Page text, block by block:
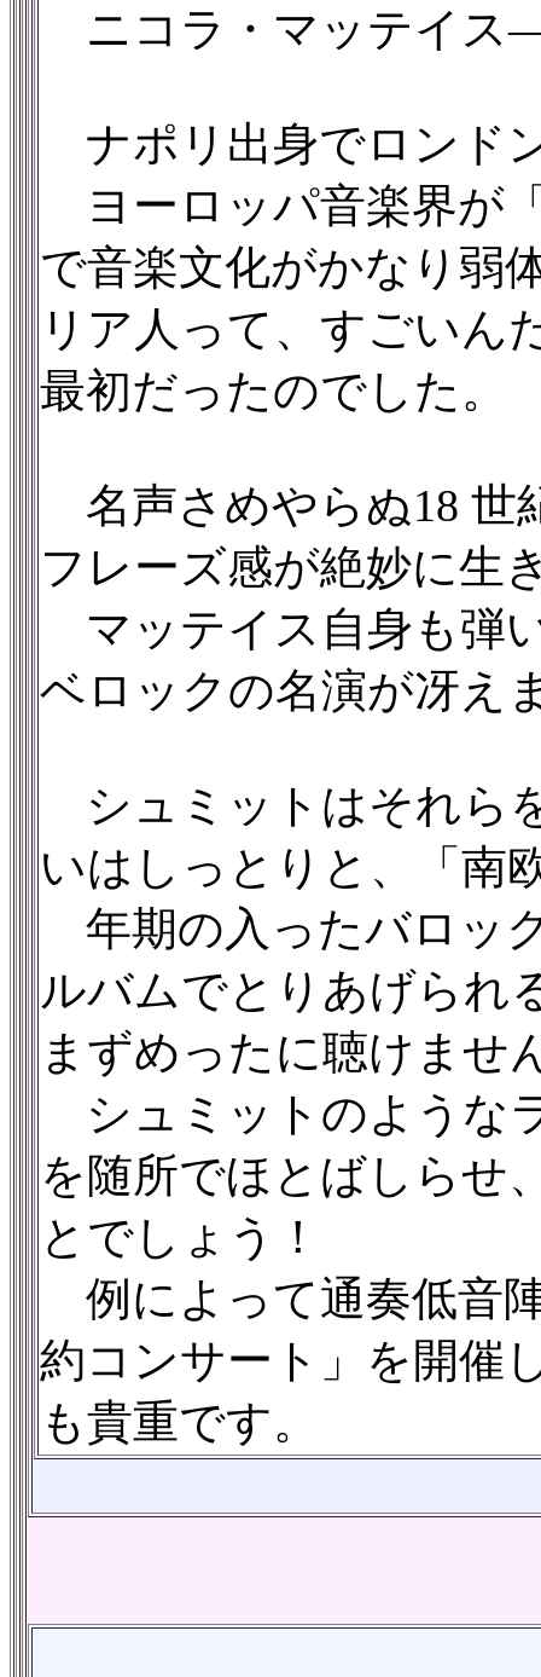
ニコラ・マッテイ
ナポリ出身でロンド
ヨーロッパ音楽界が
で音楽文化がかなり弱
リア人って、すごいん
最初だったのでした。
名声さめやらぬ18 世
フレーズ感が絶妙に生
マッテイス自身も弾
ベロックの名演が冴え
シュミットはそれら
いはしっとりと、「南
年期の入ったバロッ
ルバムでとりあげられ
まずめったに聴けませ
シュミットのような
を随所でほとばしらせ
とでしょう！
例によって通奏低音
約コンサート」を開催
も貴重です。